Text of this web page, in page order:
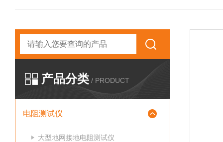
产品分类 / PRODUCT
电阻测试仪
大型地网接地电阻测试仪